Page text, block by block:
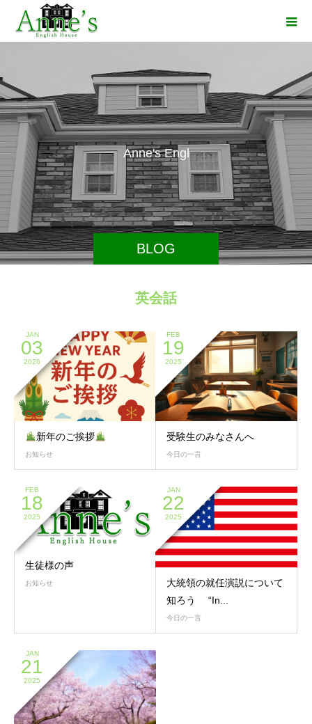
BLOG
Anne's Englis
英会話
JAN
03
2026
新年のご挨拶
お知らせ
FEB
19
2025
受験生のみなさんへ
今日の一言
FEB
18
2025
生徒様の声
お知らせ
JAN
22
2025
大統領の就任演説について
知ろう “In...
今日の一言
JAN
21
2025